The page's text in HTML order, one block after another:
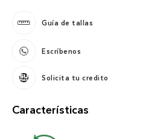
Guía de tallas
Escríbenos
Solicita tu credito
Características